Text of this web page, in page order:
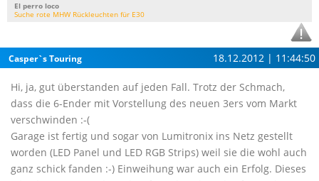
El perro loco
Suche rote MHW Rückleuchten für E30
Casper`s Touring 18.12.2012 | 11:44:50
Hi, ja, gut überstanden auf jeden Fall. Trotz der Schmach,
dass die 6-Ender mit Vorstellung des neuen 3ers vom Markt
verschwinden :-(
Garage ist fertig und sogar von Lumitronix ins Netz gestellt
worden (LED Panel und LED RGB Strips) weil sie die wohl auch
ganz schick fanden :-) Einweihung war auch ein Erfolg. Dieses